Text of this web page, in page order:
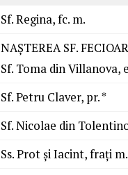
Sf. Regina, fc. m.
NAŞTEREA SF.
Sf. Toma din Villanova,
Sf. Petru Claver, pr. *
Sf. Nicolae din
Ss. Prot şi Iacint, fraţi m.